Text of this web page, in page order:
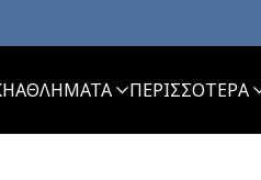
ΑΘΛΗΜΑΤΑ ΠΕΡΙΣΣΟΤΕΡΑ